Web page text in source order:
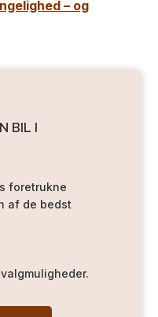
– og
BIL I
foretrukne
af de bedst